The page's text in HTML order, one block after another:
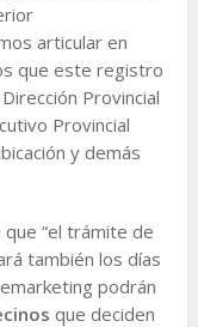
articular en
que este registro
Provincial
Provincial
y demás
que “el trámite de
también los días
podrán
que deciden